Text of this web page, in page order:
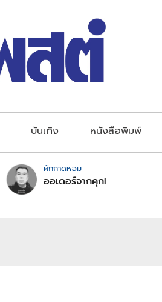
บันเทิง หนังสือพิมพ์
ผักกาดหอม
ออเดอร์จากคุก!